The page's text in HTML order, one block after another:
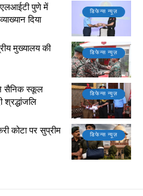
डिफेन्स न्यूज़
पुणे में
दिया
डिफेन्स न्यूज़
मुख्यालय की
डिफेन्स न्यूज़
सैनिक स्कूल
श्रद्धांजलि
डिफेन्स न्यूज़
कोटा पर सुप्रीम